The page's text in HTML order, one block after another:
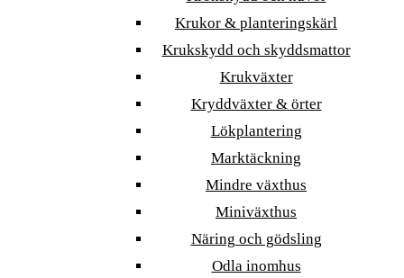
Krukor & planteringskärl
Krukskydd och skyddsmattor
Krukväxter
Kryddväxter & örter
Lökplantering
Marktäckning
Mindre växthus
Miniväxthus
Näring och gödsling
Odla inomhus